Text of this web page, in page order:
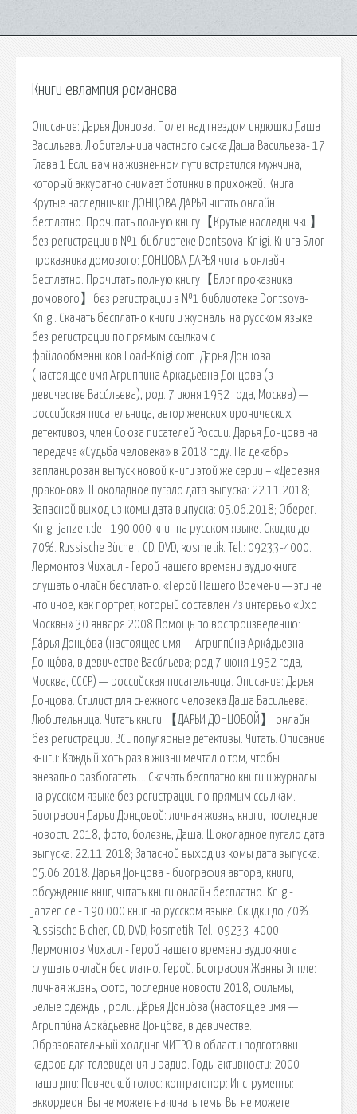
Книги евлампия романова
Описание: Дарья Донцова. Полет над гнездом индюшки Даша
Васильева: Любительница частного сыска Даша Васильева- 17
Глава 1 Если вам на жизненном пути встретился мужчина,
который аккуратно снимает ботинки в прихожей. Книга
Крутые наследнички: ДОНЦОВА ДАРЬЯ читать онлайн
бесплатно. Прочитать полную книгу【Крутые наследнички】
без регистрации в №1 библиотеке Dontsova-Knigi. Книга Блог
проказника домового: ДОНЦОВА ДАРЬЯ читать онлайн
бесплатно. Прочитать полную книгу【Блог проказника
домового】без регистрации в №1 библиотеке Dontsova-
Knigi. Скачать бесплатно книги и журналы на русском языке
без регистрации по прямым ссылкам с
файлообменников.Load-Knigi.com. Дарья Донцова
(настоящее имя Агриппина Аркадьевна Донцова (в
девичестве Васи́льева), род. 7 июня 1952 года, Москва) —
российская писательница, автор женских иронических
детективов, член Союза писателей России. Дарья Донцова на
передаче «Судьба человека» в 2018 году. На декабрь
запланирован выпуск новой книги этой же серии – «Деревня
драконов». Шоколадное пугало дата выпуска: 22.11.2018;
Запасной выход из комы дата выпуска: 05.06.2018; Оберег.
Knigi-janzen.de - 190.000 книг на русском языке. Скидки до
70%. Russische Bücher, CD, DVD, kosmetik. Tel.: 09233-4000.
Лермонтов Михаил - Герой нашего времени аудиокнига
слушать онлайн бесплатно. «Герой Нашего Времени — эти не
что иное, как портрет, который составлен Из интервью «Эхо
Москвы» 30 января 2008 Помощь по воспроизведению:
Да́рья Донцо́ва (настоящее имя — Агриппи́на Арка́дьевна
Донцо́ва, в девичестве Васи́льева; род.7 июня 1952 года,
Москва, СССР) — российская писательница. Описание: Дарья
Донцова. Стилист для снежного человека Даша Васильева:
Любительница. Читать книги 【ДАРЬИ ДОНЦОВОЙ】 онлайн
без регистрации. ВСЕ популярные детективы. Читать. Описание
книги: Каждый хоть раз в жизни мечтал о том, чтобы
внезапно разбогатеть…. Скачать бесплатно книги и журналы
на русском языке без регистрации по прямым ссылкам.
Биография Дарьи Донцовой: личная жизнь, книги, последние
новости 2018, фото, болезнь, Даша. Шоколадное пугало дата
выпуска: 22.11.2018; Запасной выход из комы дата выпуска:
05.06.2018. Дарья Донцова - биография автора, книги,
обсуждение книг, читать книги онлайн бесплатно. Knigi-
janzen.de - 190.000 книг на русском языке. Скидки до 70%.
Russische B cher, CD, DVD, kosmetik. Tel.: 09233-4000.
Лермонтов Михаил - Герой нашего времени аудиокнига
слушать онлайн бесплатно. Герой. Биография Жанны Эппле:
личная жизнь, фото, последние новости 2018, фильмы,
Белые одежды , роли. Да́рья Донцо́ва (настоящее имя —
Агриппи́на Арка́дьевна Донцо́ва, в девичестве.
Образовательный холдинг МИТРО в области подготовки
кадров для телевидения и радио. Годы активности: 2000 —
наши дни: Певческий голос: контратенор: Инструменты:
аккордеон. Вы не можете начинать темы Вы не можете